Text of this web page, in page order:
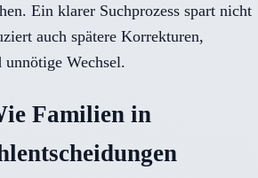
Ein klarer Suchprozess spart nicht
auch spätere Korrekturen,
unnötige Wechsel.
Familien in